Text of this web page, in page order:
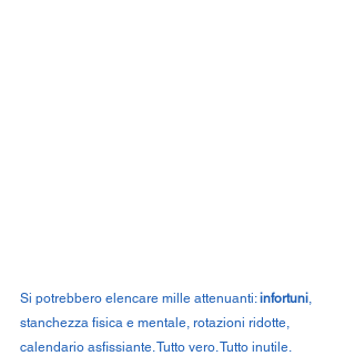
Si potrebbero elencare mille attenuanti: infortuni,
stanchezza fisica e mentale, rotazioni ridotte,
calendario asfissiante. Tutto vero. Tutto inutile.